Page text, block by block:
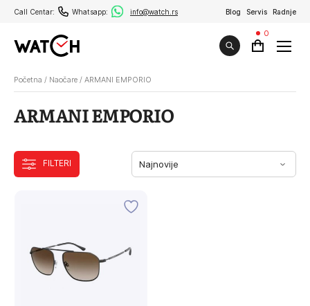
Call Centar: Whatsapp: info@watch.rs Blog Servis Radnje
0
Početna / Naočare / ARMANI EMPORIO
ARMANI EMPORIO
FILTERI